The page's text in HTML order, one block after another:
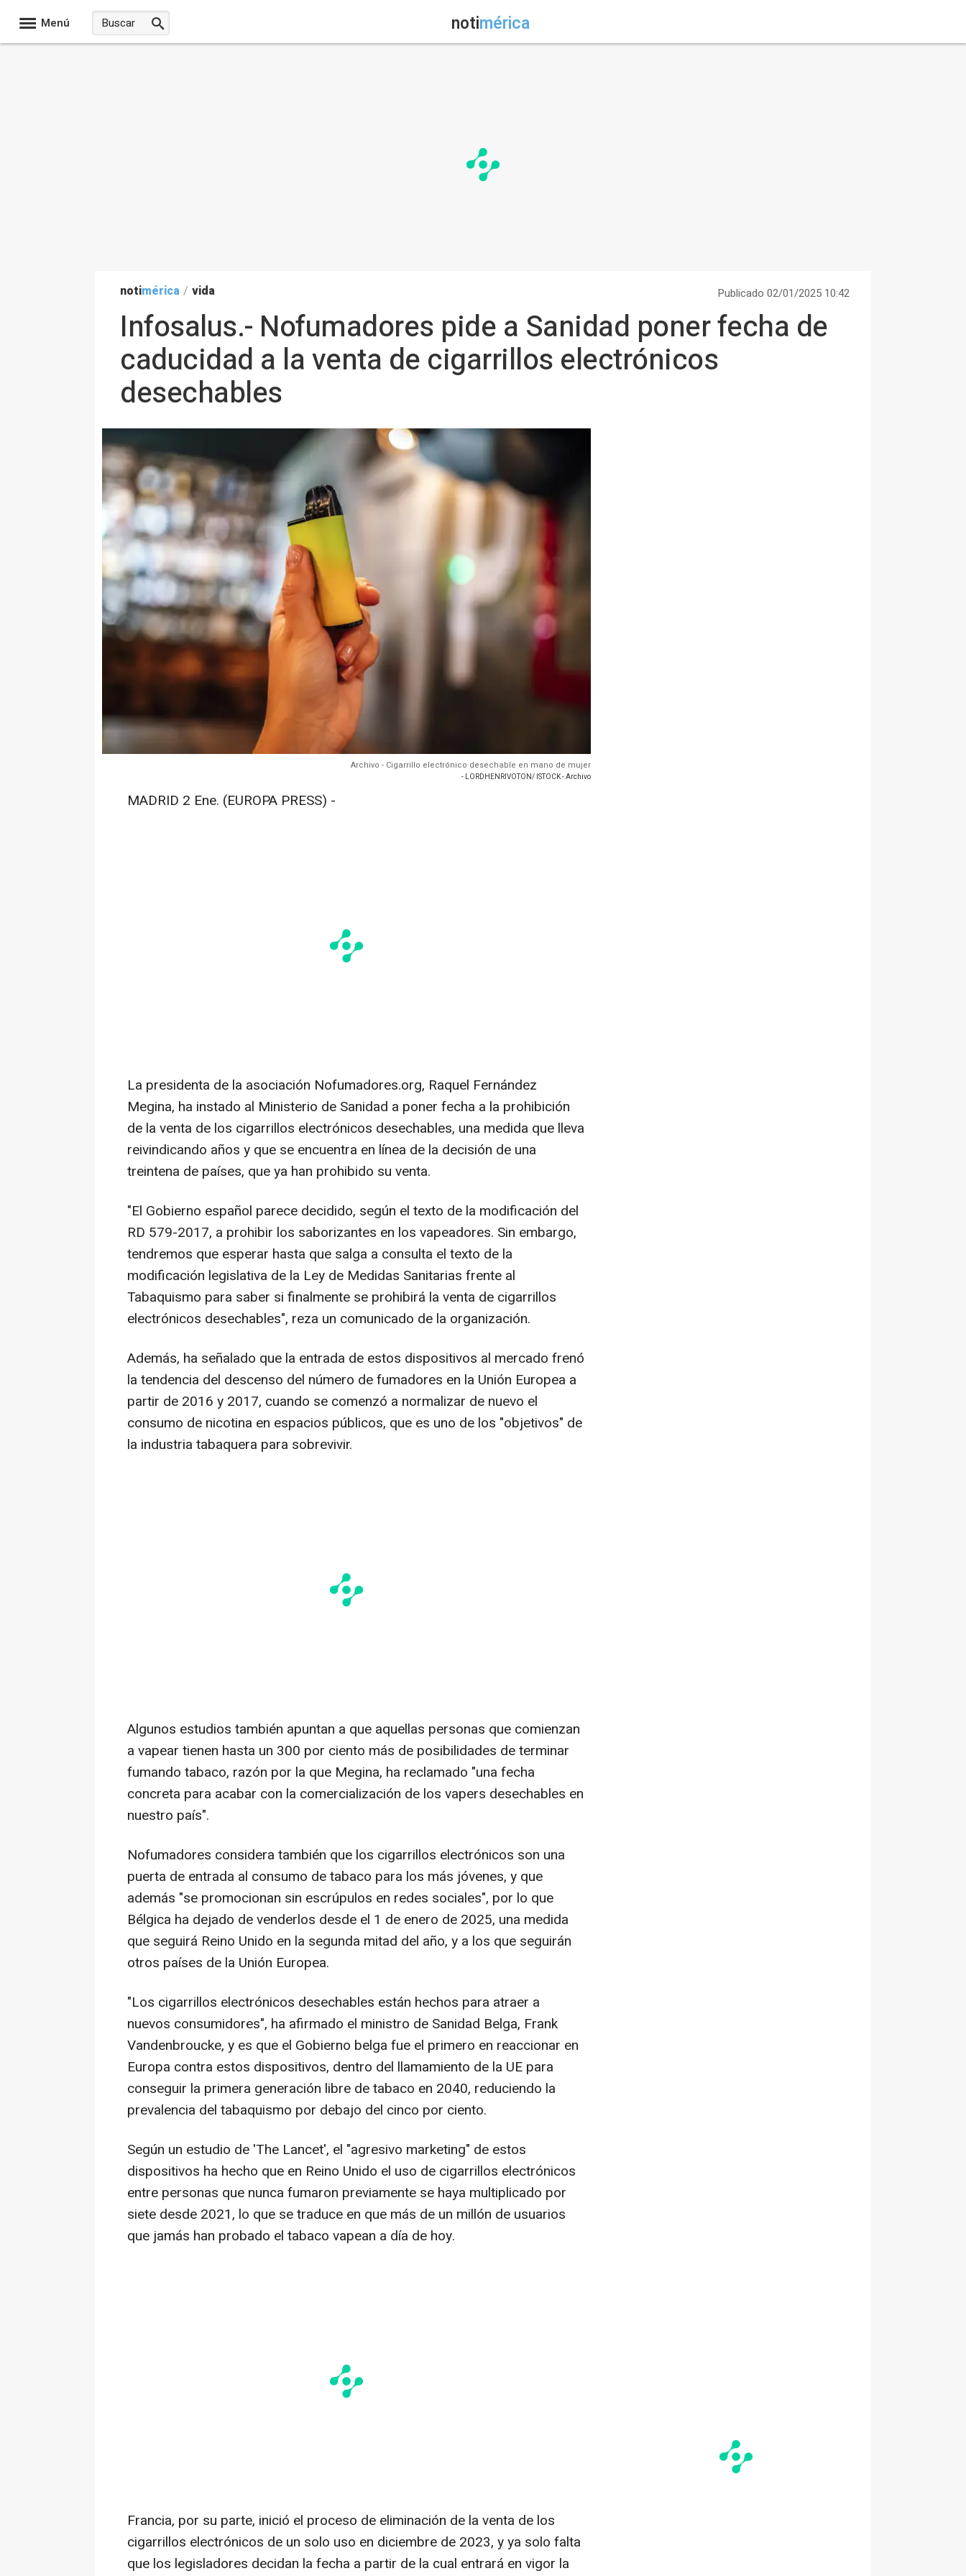
Menú notimérica
notimérica / vida Publicado 02/01/2025 10:42
Infosalus.- Nofumadores pide a Sanidad poner fecha de
caducidad a la venta de cigarrillos electrónicos
desechables
Archivo - Cigarrillo electrónico desechable en mano de mujer
- LORDHENRIVOTON/ ISTOCK - Archivo
MADRID 2 Ene. (EUROPA PRESS) -
La presidenta de la asociación Nofumadores.org, Raquel Fernández
Megina, ha instado al Ministerio de Sanidad a poner fecha a la prohibición
de la venta de los cigarrillos electrónicos desechables, una medida que lleva
reivindicando años y que se encuentra en línea de la decisión de una
treintena de países, que ya han prohibido su venta.
"El Gobierno español parece decidido, según el texto de la modificación del
RD 579-2017, a prohibir los saborizantes en los vapeadores. Sin embargo,
tendremos que esperar hasta que salga a consulta el texto de la
modificación legislativa de la Ley de Medidas Sanitarias frente al
Tabaquismo para saber si finalmente se prohibirá la venta de cigarrillos
electrónicos desechables", reza un comunicado de la organización.
Además, ha señalado que la entrada de estos dispositivos al mercado frenó
la tendencia del descenso del número de fumadores en la Unión Europea a
partir de 2016 y 2017, cuando se comenzó a normalizar de nuevo el
consumo de nicotina en espacios públicos, que es uno de los "objetivos" de
la industria tabaquera para sobrevivir.
Algunos estudios también apuntan a que aquellas personas que comienzan
a vapear tienen hasta un 300 por ciento más de posibilidades de terminar
fumando tabaco, razón por la que Megina, ha reclamado "una fecha
concreta para acabar con la comercialización de los vapers desechables en
nuestro país".
Nofumadores considera también que los cigarrillos electrónicos son una
puerta de entrada al consumo de tabaco para los más jóvenes, y que
además "se promocionan sin escrúpulos en redes sociales", por lo que
Bélgica ha dejado de venderlos desde el 1 de enero de 2025, una medida
que seguirá Reino Unido en la segunda mitad del año, y a los que seguirán
otros países de la Unión Europea.
"Los cigarrillos electrónicos desechables están hechos para atraer a
nuevos consumidores", ha afirmado el ministro de Sanidad Belga, Frank
Vandenbroucke, y es que el Gobierno belga fue el primero en reaccionar en
Europa contra estos dispositivos, dentro del llamamiento de la UE para
conseguir la primera generación libre de tabaco en 2040, reduciendo la
prevalencia del tabaquismo por debajo del cinco por ciento.
Según un estudio de 'The Lancet', el "agresivo marketing" de estos
dispositivos ha hecho que en Reino Unido el uso de cigarrillos electrónicos
entre personas que nunca fumaron previamente se haya multiplicado por
siete desde 2021, lo que se traduce en que más de un millón de usuarios
que jamás han probado el tabaco vapean a día de hoy.
Francia, por su parte, inició el proceso de eliminación de la venta de los
cigarrillos electrónicos de un solo uso en diciembre de 2023, y ya solo falta
que los legisladores decidan la fecha a partir de la cual entrará en vigor la